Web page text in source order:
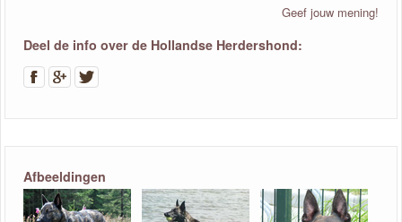
Geef jouw mening!
Deel de info over de Hollandse Herdershond:
Afbeeldingen